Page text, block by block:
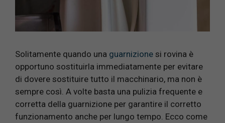
Solitamente quando una guarnizione si rovina è
opportuno sostituirla immediatamente per evitare
di dovere sostituire tutto il macchinario, ma non è
sempre così. A volte basta una pulizia frequente e
corretta della guarnizione per garantire il corretto
funzionamento anche per lungo tempo. Ecco come